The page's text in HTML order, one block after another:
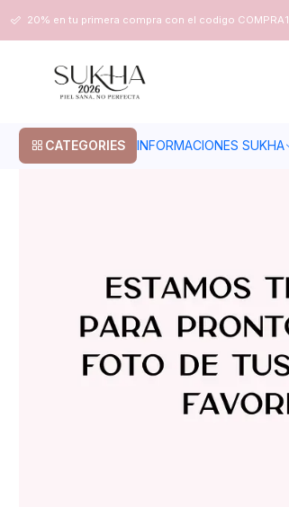
CATEGORIES INFORMACIONES SUKHA
20% en tu primera compra con el codigo COMPRA1
Home Cuidado facial Piel mixta Pack piel mixta